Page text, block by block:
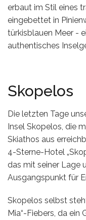
erbaut im Stil eines
eingebettet in
türkisblauen Meer -
authentisches
Skopelos
Die letzten Tage
Insel Skopelos, die
Skiathos aus
4-Sterne-Hotel
das mit seiner Lage
Ausgangspunkt für
Skopelos selbst
Mia“-Fiebers, da ein